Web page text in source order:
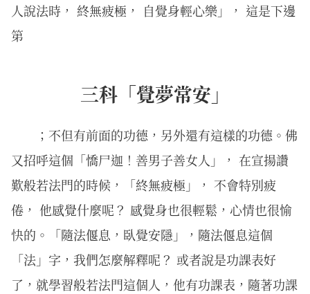
人說法時， 終無疲極， 自覺身輕心樂」， 這是下邊
第
三科「覺夢常安」
；不但有前面的功德，另外還有這樣的功德。佛
又招呼這個「憍尸迦！善男子善女人」， 在宣揚讚
歎般若法門的時候，「終無疲極」， 不會特別疲
倦， 他感覺什麼呢？ 感覺身也很輕鬆，心情也很愉
快的。「隨法偃息，臥覺安隱」，隨法偃息這個
「法」字，我們怎麼解釋呢？ 或者說是功課表好
了，就學習般若法門這個人，他有功課表，隨著功課